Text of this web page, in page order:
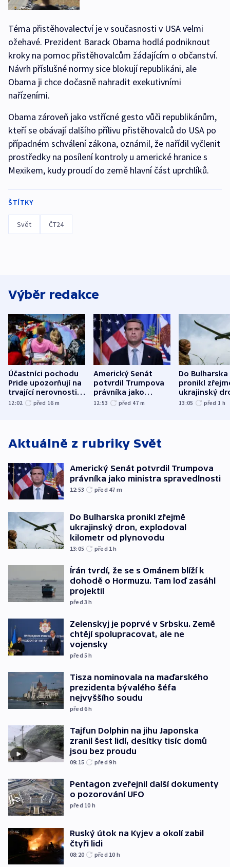
Téma přistěhovalectví je v současnosti v USA velmi
ožehavé. Prezident Barack Obama hodlá podniknout
kroky na pomoc přistěhovalcům žádajícím o občanství.
Návrh příslušné normy sice blokují republikáni, ale
Obama ji chce dočasně nahradit exekutivními
nařízeními.
Obama zároveň jako vstřícné gesto vůči republikánům,
kteří se obávají dalšího přílivu přistěhovalců do USA po
případném schválení zákona, oznámil, že nařídil vyčlenit
prostředky na posílení kontroly u americké hranice s
Mexikem, kudy proudí do země hlavní část uprchlíků.
ŠTÍTKY
Svět ČT24
Výběr redakce
Účastníci pochodu
Pride upozorňují na
trvající nerovnosti i
společenskou
12:02 před 16 m
Americký Senát
potvrdil Trumpova
právníka jako
ministra
12:53 před 47 m
Do Bulharska
pronikl
ukrajinský
explodoval
13:05 před 1 h
Aktuálně z rubriky Svět
Americký Senát potvrdil Trumpova
právníka jako ministra spravedlnosti
12:53 před 47 m
Do Bulharska pronikl zřejmě
ukrajinský dron, explodoval
kilometr od plynovodu
13:05 před 1h
Írán tvrdí, že se s Ománem blíží k
dohodě o Hormuzu. Tam loď zasáhl
projektil
před 3h
Zelenskyj je poprvé v Srbsku. Země
chtějí spolupracovat, ale ne
vojensky
před 5h
Tisza nominovala na maďarského
prezidenta bývalého šéfa
nejvyššího soudu
před 6h
Tajfun Dolphin na jihu Japonska
zranil šest lidí, desítky tisíc domů
jsou bez proudu
09:15 před 9h
Pentagon zveřejnil další dokumenty
o pozorování UFO
před 10 h
Ruský útok na Kyjev a okolí zabil
čtyři lidi
08:20 před 10 h